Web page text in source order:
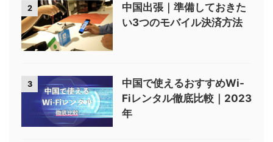
2
中国出張｜準備しておきた
い3つのモバイル決済方法
3
中国で使えるおすすめWi-
Fiレンタル徹底比較｜2023
年